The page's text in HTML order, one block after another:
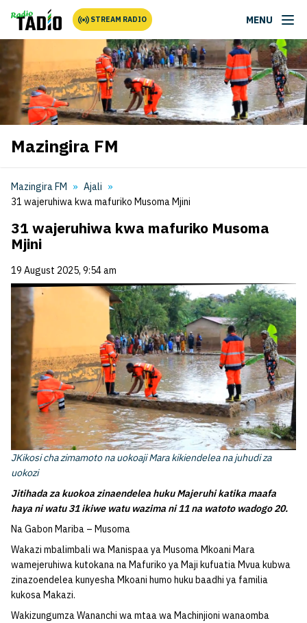
STREAM RADIO MENU
Mazingira FM
Mazingira FM
Ajali
31 wajeruhiwa kwa mafuriko Musoma Mjini
31 wajeruhiwa kwa mafuriko Musoma
Mjini
19 August 2025, 9:54 am
JKikosi cha zimamoto na uokoaji Mara kikiendelea na juhudi za
uokozi
Jitihada za kuokoa zinaendelea huku Majeruhi katika maafa
haya ni watu 31 ikiwe watu wazima ni 11 na watoto wadogo 20.
Na Gabon Mariba – Musoma
Wakazi mbalimbali wa Manispaa ya Musoma Mkoani Mara
wamejeruhiwa kutokana na Mafuriko ya Maji kufuatia Mvua kubwa
zinazoendelea kunyesha Mkoani humo huku baadhi ya familia
kukosa Makazi.
Wakizungumza Wananchi wa mtaa wa Machinjioni wanaomba